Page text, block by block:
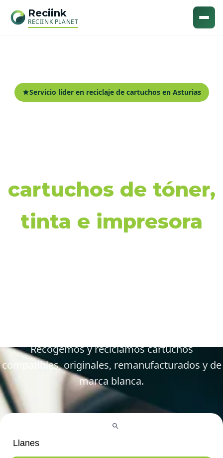
Reciink
RECIINK PLANET
Servicio líder en reciclaje de cartuchos en Asturias
cartuchos de tóner,
tinta e impresora
Recogemos y reciclamos cartuchos
compatibles, originales, remanufacturados y de
marca blanca.